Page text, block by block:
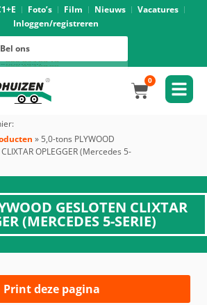
Foto’s Film Nieuws
Vacatures
Inloggen/registreren
Bel ons
0
» 5,0-tons PLYWOOD
OPLEGGER (Mercedes 5-
GESLOTEN CLIXTAR
(MERCEDES 5-SERIE)
Print deze pagina